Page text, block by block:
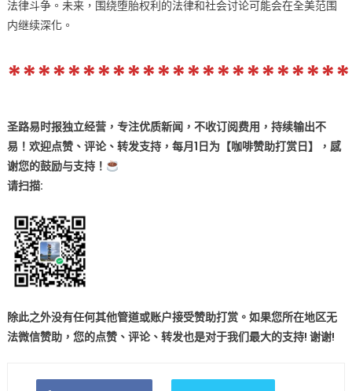
法律斗争。未来，围绕堕胎权利的法律和社会讨论可能会在全美范围
内继续深化。
圣路易时报独立经营，专注优质新闻，不收订阅费用，持续输出不
易！欢迎点赞、评论、转发支持，每月1日为【咖啡赞助打赏日】，感
谢您的鼓励与支持！
请扫描:
除此之外没有任何其他管道或账户接受赞助打赏。如果您所在地区无
法微信赞助，您的点赞、评论、转发也是对于我们最大的支持! 谢谢!